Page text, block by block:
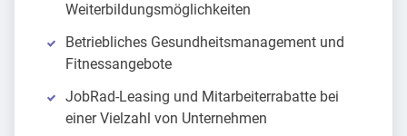
Weiterbildungsmöglichkeiten
Betriebliches Gesundheitsmanagement und
Fitnessangebote
JobRad-Leasing und Mitarbeiterrabatte bei
einer Vielzahl von Unternehmen